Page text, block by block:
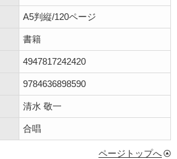
A5判縦/120ページ
書籍
4947817242420
9784636898590
清水 敬一
合唱
ページトップへ